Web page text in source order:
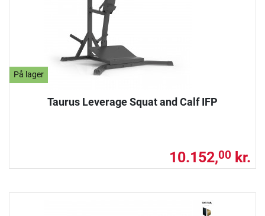
På lager
Taurus Leverage Squat and Calf IFP
10.152,00 kr.